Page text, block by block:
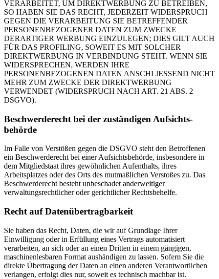
VERARBEITET, UM DIREKTWERBUNG ZU BETREIBEN,
SO HABEN SIE DAS RECHT, JEDERZEIT WIDERSPRUCH
GEGEN DIE VERARBEITUNG SIE BETREFFENDER
PERSONENBEZOGENER DATEN ZUM ZWECKE
DERARTIGER WERBUNG EINZULEGEN; DIES GILT AUCH
FÜR DAS PROFILING, SOWEIT ES MIT SOLCHER
DIREKTWERBUNG IN VERBINDUNG STEHT. WENN SIE
WIDERSPRECHEN, WERDEN IHRE
PERSONENBEZOGENEN DATEN ANSCHLIESSEND NICHT
MEHR ZUM ZWECKE DER DIREKTWERBUNG
VERWENDET (WIDERSPRUCH NACH ART. 21 ABS. 2
DSGVO).
Beschwerde­recht bei der zuständigen Aufsichts­
behörde
Im Falle von Verstößen gegen die DSGVO steht den Betroffenen
ein Beschwerderecht bei einer Aufsichtsbehörde, insbesondere in
dem Mitgliedstaat ihres gewöhnlichen Aufenthalts, ihres
Arbeitsplatzes oder des Orts des mutmaßlichen Verstoßes zu. Das
Beschwerderecht besteht unbeschadet anderweitiger
verwaltungsrechtlicher oder gerichtlicher Rechtsbehelfe.
Recht auf Daten­übertrag­barkeit
Sie haben das Recht, Daten, die wir auf Grundlage Ihrer
Einwilligung oder in Erfüllung eines Vertrags automatisiert
verarbeiten, an sich oder an einen Dritten in einem gängigen,
maschinenlesbaren Format aushändigen zu lassen. Sofern Sie die
direkte Übertragung der Daten an einen anderen Verantwortlichen
verlangen, erfolgt dies nur, soweit es technisch machbar ist.